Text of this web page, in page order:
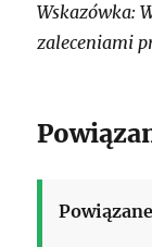
Wskazówka:
zaleceniami